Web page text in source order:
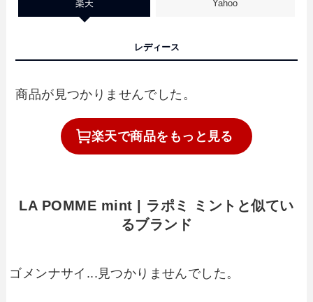
楽天 Yahoo
レディース
商品が見つかりませんでした。
楽天で商品を もっと見る
LA POMME mint | ラポミ ミントと似てい
るブランド
ゴメンナサイ...見つかりませんでした。